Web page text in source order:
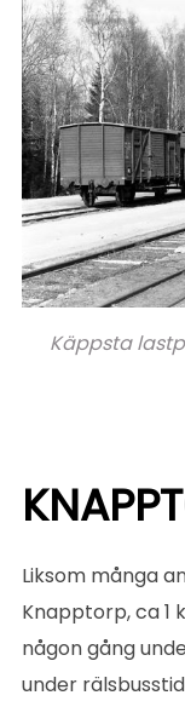
Käppsta
Liksom många
Knapptorp, ca 1
någon gång
under